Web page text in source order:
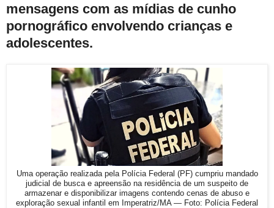
mensagens com as mídias de cunho
pornográfico envolvendo crianças e
adolescentes.
Uma operação realizada pela Polícia Federal (PF) cumpriu mandado
judicial de busca e apreensão na residência de um suspeito de
armazenar e disponibilizar imagens contendo cenas de abuso e
exploração sexual infantil em Imperatriz/MA — Foto: Polícia Federal